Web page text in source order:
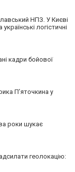
НПЗ. У Києві
логістичні
кадри бойової
П’яточкина у
роки шукає
геолокацію: